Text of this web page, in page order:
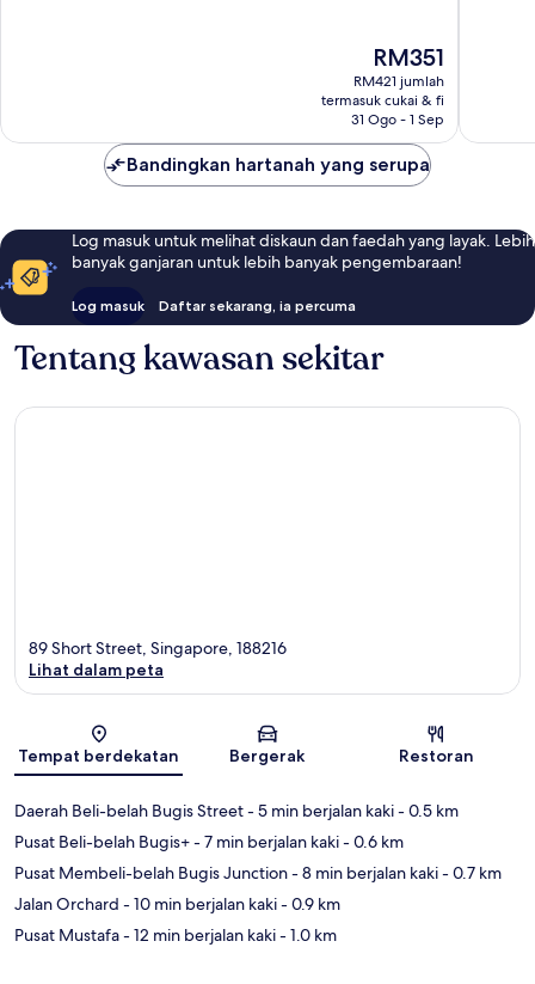
Harga
ialah
RM351
RM351
RM421 jumlah
termasuk cukai & fi
31 Ogo - 1 Sep
Bandingkan hartanah yang serupa
Log masuk untuk melihat diskaun dan faedah yang layak. Lebih
banyak ganjaran untuk lebih banyak pengembaraan!
Log masuk Daftar sekarang, ia percuma
Tentang kawasan sekitar
Peta
89 Short Street, Singapore, 188216
Lihat dalam peta
Tempat berdekatan Bergerak Restoran
Daerah Beli-belah Bugis Street- 5 min berjalan kaki- 0.5 km
Pusat Beli-belah Bugis+- 7 min berjalan kaki- 0.6 km
Pusat Membeli-belah Bugis Junction- 8 min berjalan kaki- 0.7 km
Jalan Orchard - 10 min berjalan kaki- 0.9 km
Pusat Mustafa- 12 min berjalan kaki- 1.0 km